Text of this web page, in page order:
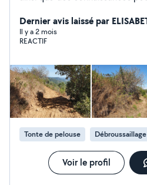
plaisir de travailler pour vous
Dernier avis laissé par
Il y a 2 mois
REACTIF
Tonte de pelouse
Voir le profil